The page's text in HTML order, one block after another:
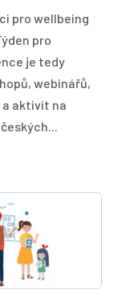
pro wellbeing
pro
je tedy
webinářů,
a aktivit na